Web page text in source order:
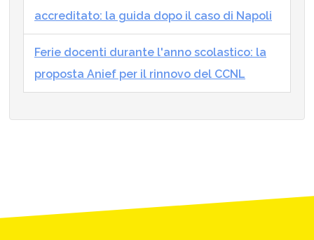
accreditato: la guida dopo il caso di Napoli
Ferie docenti durante l'anno scolastico: la
proposta Anief per il rinnovo del CCNL